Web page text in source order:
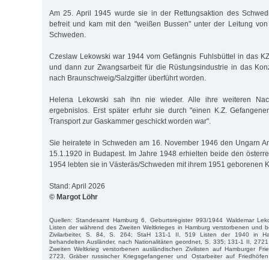
Am 25. April 1945 wurde sie in der Rettungsaktion des
befreit und kam mit den "weißen Bussen" unter der Leitung
Schweden.
Czeslaw Lekowski war 1944 vom Gefängnis Fuhlsbüttel in das
und dann zur Zwangsarbeit für die Rüstungsindustrie in das
nach Braunschweig/Salzgitter überführt worden.
Helena Lekowski sah ihn nie wieder. Alle ihre weiteren
ergebnislos. Erst später erfuhr sie durch "einen K.Z.
Transport zur Gaskammer geschickt worden war".
Sie heiratete in Schweden am 16. November 1946 den Ungarn
15.1.1920 in Budapest. Im Jahre 1948 erhielten beide den
1954 lebten sie in Västeräs/Schweden mit ihrem 1951 geborenen
Stand: April 2026
© Margot Löhr
Quellen: Standesamt Hamburg 6, Geburtsregister 993/1944 Waldemar
Listen der während des Zweiten Weltkrieges in Hamburg verstorbenen und
Zivilarbeiter, S. 84, S. 264; StaH 131-1 II, 519 Listen der 1940 in
behandelten Ausländer, nach Nationalitäten geordnet, S. 335; 131-1 II,
Zweiten Weltkrieg verstorbenen ausländischen Zivilisten auf Hamburger
2723, Gräber russischer Kriegsgefangener und Ostarbeiter auf